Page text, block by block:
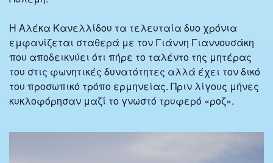
Η Αλέκα Κανελλίδου τα τελευταία δυο χρόνια
εμφανίζεται σταθερά με τον Γιάννη Γιαννουσάκη
που αποδεικνύει ότι πήρε το ταλέντο της μητέρας
του στις φωνητικές δυνατότητες αλλά έχει τον δικό
του προσωπικό τρόπο ερμηνείας. Πριν λίγους μήνες
κυκλοφόρησαν μαζί το γνωστό τρυφερό «ροζ».